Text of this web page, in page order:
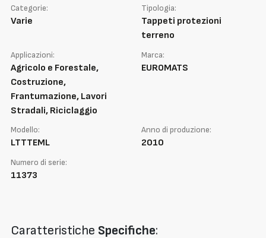
Categorie:
Varie
Tipologia:
Tappeti protezioni
terreno
Applicazioni:
Agricolo e Forestale,
Costruzione,
Frantumazione, Lavori
Stradali, Riciclaggio
Marca:
EUROMATS
Modello:
LTTTEML
Anno di produzione:
2010
Numero di serie:
11373
Caratteristiche Specifiche: